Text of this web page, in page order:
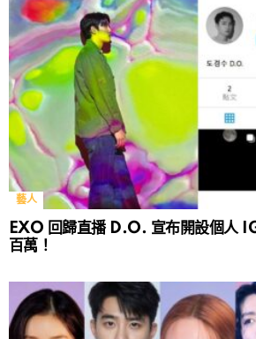
藝人
EXO 回歸直播 D.O. 宣布開設個人
百萬！